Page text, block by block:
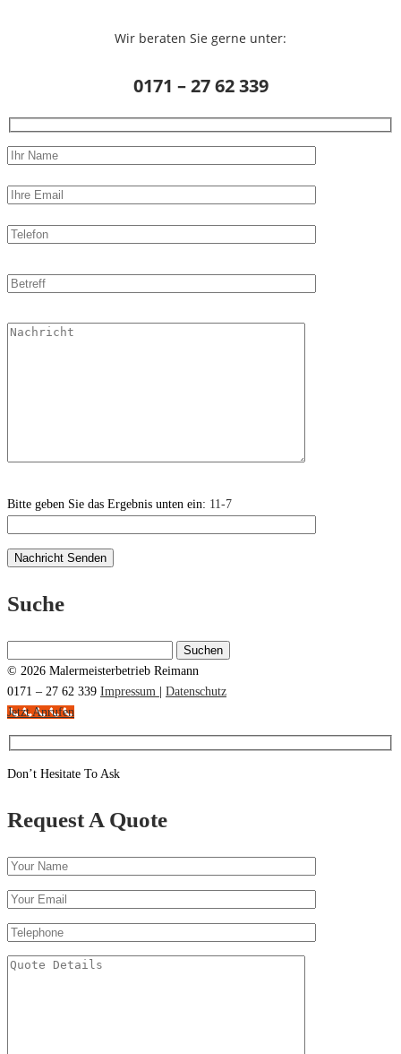
Wir beraten Sie gerne unter:
0171 – 27 62 339
Bitte geben Sie das Ergebnis unten ein: 11-7
Suche
nach:
© 2026 Malermeisterbetrieb Reimann
0171 – 27 62 339 Impressum
Datenschutz
Jetzt Anrufen
Don’t Hesitate To Ask
Request A Quote